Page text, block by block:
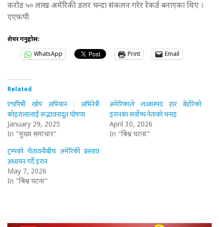
करोड ५० लाख अमेरिकी डलर चन्दा संकलन गरेर रेकर्ड बनाएका थिए ।
एएफपी
शेयर गर्नुहोस:
WhatsApp
Print Email
Related
एचपिभी खोप अभियान : अभिनेत्री
कोइरालालाई सद्भावनादूत घोषणा
January 29, 2025
In "मुख्य समाचार"
अमेरिकाले लज्जास्पद हार बेहोरेको
इरानका सर्वोच्च नेताको भनाइ
April 30, 2026
In "बिश्व घटना"
ट्रम्पको चेतावनीबीच अमेरिकी प्रस्ताव
अध्ययन गर्दै इरान
May 7, 2026
In "बिश्व घटना"